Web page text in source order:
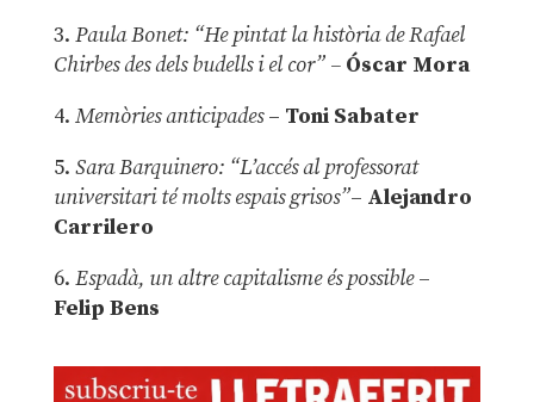
3. Paula Bonet: “He pintat la història de Rafael
Chirbes des dels budells i el cor” –Óscar Mora
4. Memòries anticipades– Toni Sabater
5. Sara Barquinero: “L’accés al professorat
universitari té molts espais grisos”– Alejandro
Carrilero
6. Espadà, un altre capitalisme és possible –
Felip Bens